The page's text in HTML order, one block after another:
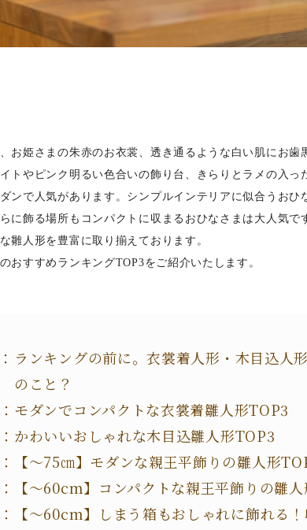
お姫さまの朱赤のお衣裳、透き通るような白い肌にお歯
トやピンク明るい色合いの飾り台、きらりとラメの入っ
ンで人気があります。シンプルインテリアに似合うおひ
に飾る場所もコンパクトに収まるおひなさまは大人気で
雛人形を豊富に取り揃えております。
おすすめランキングTOP3をご紹介いたします。
ランキングの前に。衣裳着人形・木目込人
のこと？
モダンでコンパクトな衣裳着雛人形TOP3
かわいいおしゃれな木目込雛人形TOP3
【～75㎝】モダンな親王平飾りの雛人形
【～60cm】コンパクトな親王平飾りの雛
【～60cm】しまう箱もおしゃれに飾れる